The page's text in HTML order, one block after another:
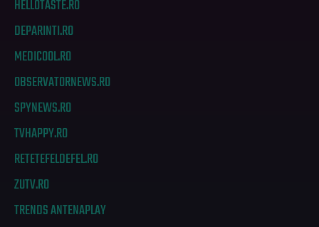
HELLOTASTE.RO
DEPARINTI.RO
MEDICOOL.RO
OBSERVATORNEWS.RO
SPYNEWS.RO
TVHAPPY.RO
RETETEFELDEFEL.RO
ZUTV.RO
TRENDS ANTENAPLAY